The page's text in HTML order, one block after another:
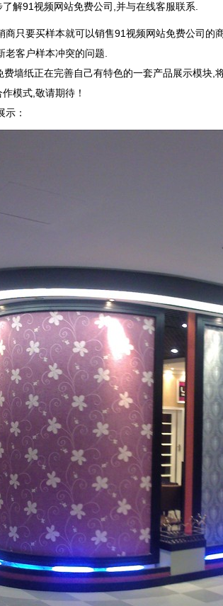
解91视频网站免费公司,并与在线客服联系.
要买样本就可以销售91视频网站免费公司的
老客户样本冲突的问题.
纸正在完善自己有特色的一套产品展示模块,将
式,敬请期待！
：